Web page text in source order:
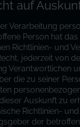
auf
Verarbeitung
Person hat
Richtlinien- und
jederzeit von
Verantwortlichen
die zu seiner
Auskunft zu
Richtlinien- und
der